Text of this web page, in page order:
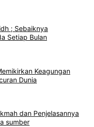
; Sebaiknya
Setiap Bulan
Keagungan
Dunia
dan Penjelasannya
sumber